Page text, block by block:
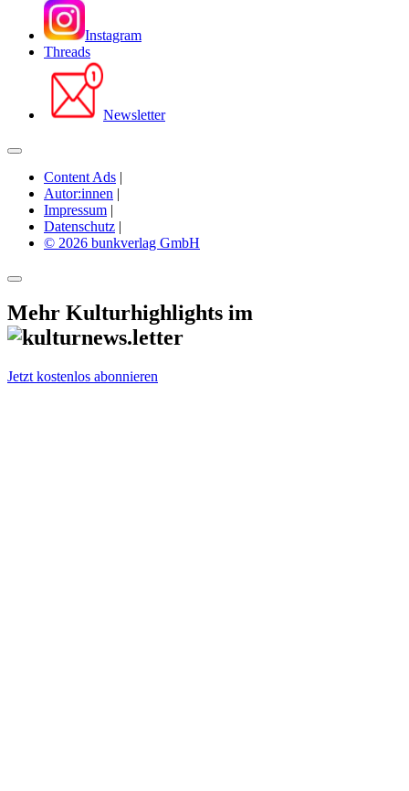
Instagram
Threads
Newsletter
Content Ads |
Autor:innen |
Impressum |
Datenschutz |
© 2026 bunkverlag GmbH
Mehr Kulturhighlights im
Jetzt kostenlos abonnieren